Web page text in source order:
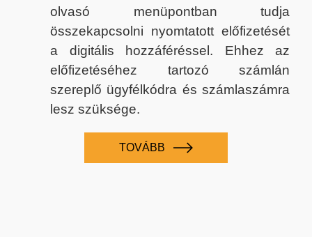
olvasó menüpontban tudja
összekapcsolni nyomtatott előfizetését
a digitális hozzáféréssel. Ehhez az
előfizetéséhez tartozó számlán
szereplő ügyfélkódra és számlaszámra
lesz szüksége.
TOVÁBB